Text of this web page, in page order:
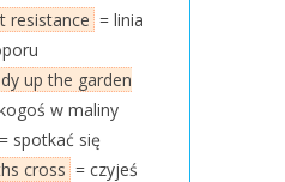
resi­stan­ce = linia
up the gar­den
w mali­ny
= spo­tkać się
cross = czy­jeś